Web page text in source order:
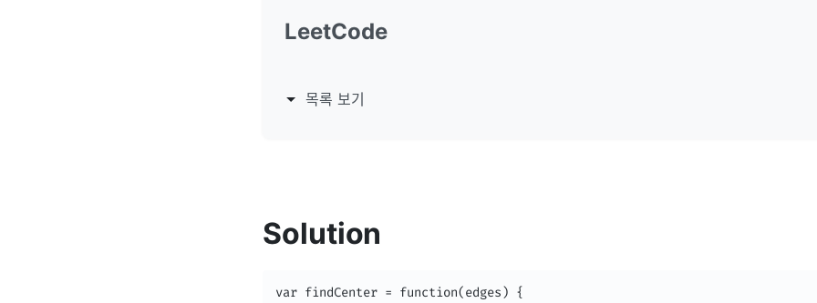
LeetCode
목록 보기
Solution
var findCenter = function(edges) {